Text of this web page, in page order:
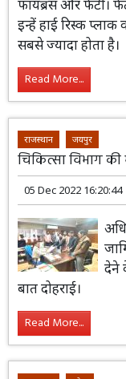
डॉ. अग्रवाल ने
फायब्रस और फैटी।
इन्हें हाई रिस्क
सबसे ज्यादा होता है।
Read More...
राजस्थान जयपुर
चिकित्सा विभाग
05 Dec 2022 16:20:44
बात दोहराई।
Read More...